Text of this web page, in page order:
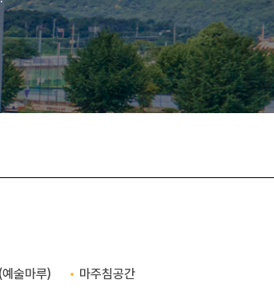
술마루) 마주침공간